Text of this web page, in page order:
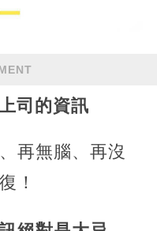
司的資訊
再無腦、再沒
！